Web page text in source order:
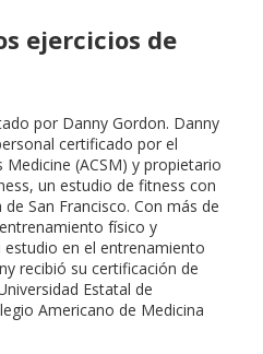
ejercicios de
por Danny Gordon. Danny
certificado por el
(ACSM) y propietario
un estudio de fitness con
San Francisco. Con más de
físico y
en el entrenamiento
recibió su certificación de
Estatal de
Americano de Medicina